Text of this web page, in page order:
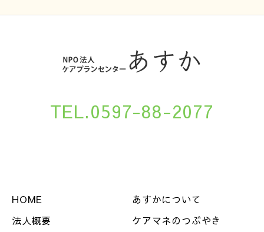
TEL.0597-88-2077
HOME
あすかについて
法人概要
ケアマネのつぶやき